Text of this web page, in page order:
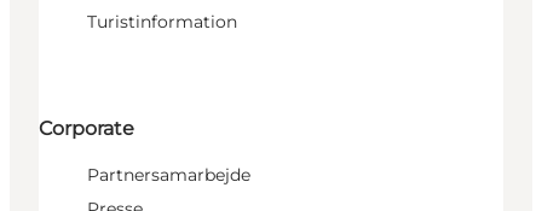
Turistinformation
Corporate
Partnersamarbejde